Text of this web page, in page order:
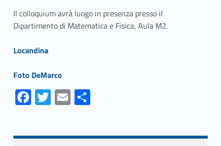
Il colloquium avrà luogo in presenza presso il
Dipartimento di Matematica e Fisica, Aula M2.
Link identifier #identifier__102529-1Locandina
Link identifier #identifier__177362-2
Foto DeMarco
Fa
ce
T
w
E
m
S
h